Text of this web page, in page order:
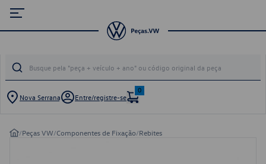
Nova Serrana Entre/registre-se
0
/Peças VW/Componentes de Fixação/Rebites